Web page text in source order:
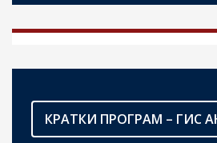
КРАТКИ ПРОГРАМ – ГИС